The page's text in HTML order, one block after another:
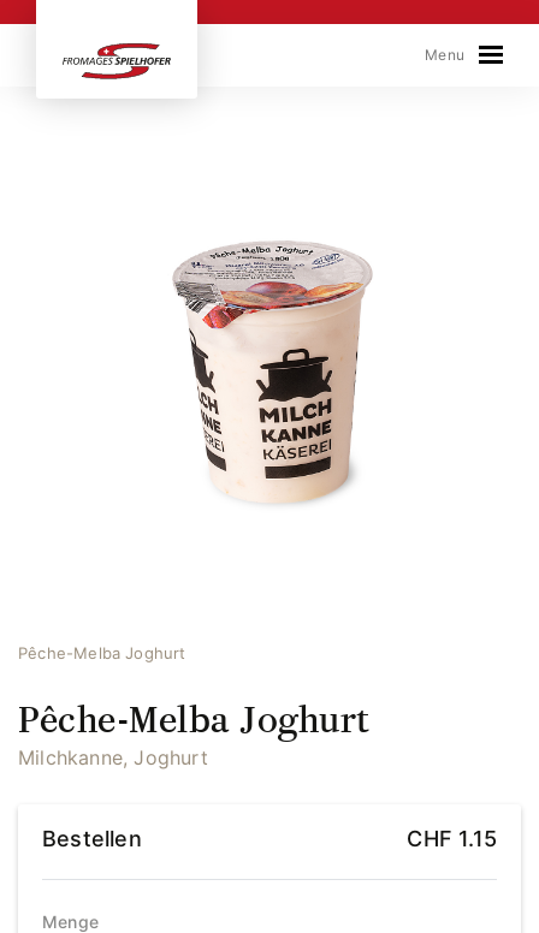
Menu
Pêche-Melba Joghurt
Pêche-Melba Joghurt
Milchkanne, Joghurt
Bestellen CHF 1.15
Menge